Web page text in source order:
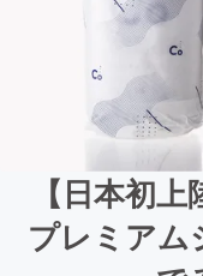
【日本初
プレミアム